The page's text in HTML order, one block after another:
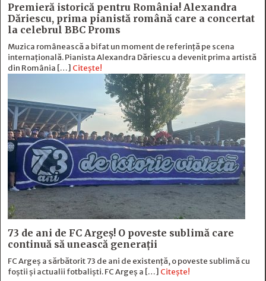
Premieră istorică pentru România! Alexandra
Dăriescu, prima pianistă română care a concertat
la celebrul BBC Proms
Muzica românească a bifat un moment de referință pe scena
internațională. Pianista Alexandra Dăriescu a devenit prima artistă
din România […] Citește!
73 de ani de FC Argeş! O poveste sublimă care
continuă să unească generaţii
FC Argeș a sărbătorit 73 de ani de existență, o poveste sublimă cu
foștii și actualii fotbaliști. FC Argeș a […] Citește!